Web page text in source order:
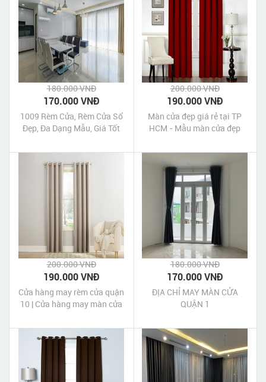
180.000 VNĐ
170.000 VNĐ
1009 Rèm Cửa, Rèm Cửa Sổ
Đẹp, Đa Dạng Mẫu, Giá Tốt
200.000 VNĐ
190.000 VNĐ
Màn cửa đẹp giá rẻ tại TP
HCM - Mẫu màn cửa đẹp
tráng xi màu đỏ
200.000 VNĐ
190.000 VNĐ
Cửa hàng may rèm cửa quận
10 | Cửa hàng may màn cửa
180.000 VNĐ
170.000 VNĐ
ĐỊA CHỈ MAY MÀN CỬA
QUẬN 1